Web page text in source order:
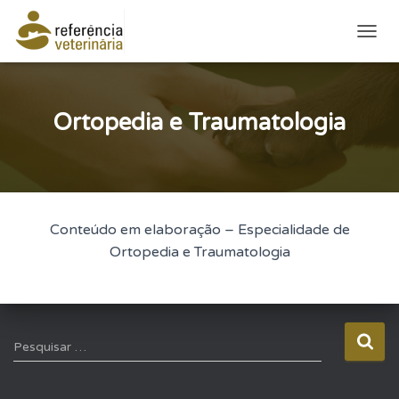
Ortopedia e Traumatologia
Conteúdo em elaboração – Especialidade de
Ortopedia e Traumatologia
e
Pesquisar …